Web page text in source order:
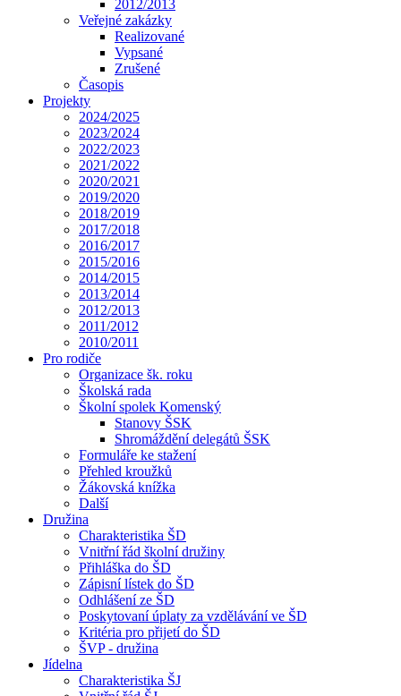
2012/2013
Veřejné zakázky
Realizované
Vypsané
Zrušené
Časopis
Projekty
2024/2025
2023/2024
2022/2023
2021/2022
2020/2021
2019/2020
2018/2019
2017/2018
2016/2017
2015/2016
2014/2015
2013/2014
2012/2013
2011/2012
2010/2011
Pro rodiče
Organizace šk. roku
Školská rada
Školní spolek Komenský
Stanovy ŠSK
Shromáždění delegátů ŠSK
Formuláře ke stažení
Přehled kroužků
Žákovská knížka
Další
Družina
Charakteristika ŠD
Vnitřní řád školní družiny
Přihláška do ŠD
Zápisní lístek do ŠD
Odhlášení ze ŠD
Poskytovaní úplaty za vzdělávání ve ŠD
Kritéria pro přijetí do ŠD
ŠVP - družina
Jídelna
Charakteristika ŠJ